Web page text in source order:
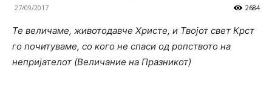
27/09/2017 2684
Те величаме, животодавче Христе, и Твојот свет Крст
го почитуваме, со кого не спаси од ропството на
непријателот (Величание на Празникот)